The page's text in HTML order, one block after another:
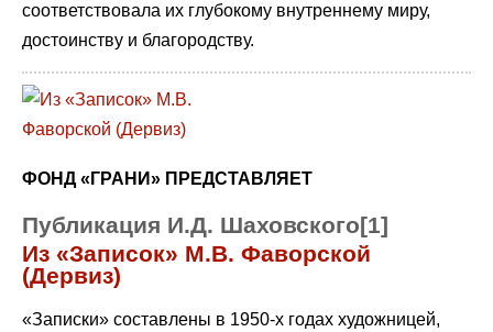
соответствовала их глубокому внутреннему миру,
достоинству и благородству.
ФОНД «ГРАНИ» ПРЕДСТАВЛЯЕТ
Публикация И.Д. Шаховского[1]
Из «Записок» М.В. Фаворской
(Дервиз)
«Записки» составлены в 1950-х годах художницей,